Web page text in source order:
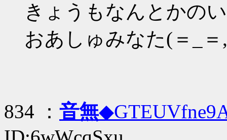
きょうもなんとかの
おあしゅみなた(＝_
834 ： 音無